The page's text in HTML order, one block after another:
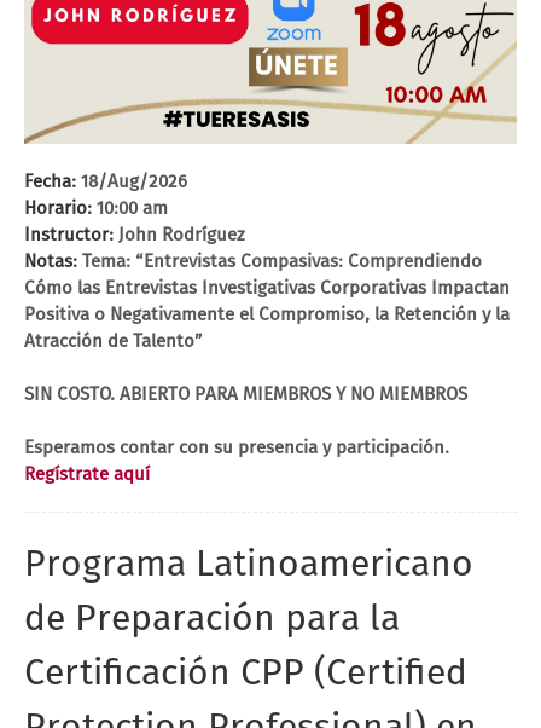
Fecha: 18/Aug/2026
Horario: 10:00 am
Instructor: John Rodríguez
Notas: Tema: “Entrevistas Compasivas: Comprendiendo
Cómo las Entrevistas Investigativas Corporativas Impactan
Positiva o Negativamente el Compromiso, la Retención y la
Atracción de Talento”
SIN COSTO. ABIERTO PARA MIEMBROS Y NO MIEMBROS
Esperamos contar con su presencia y participación.
Regístrate aquí
Programa Latinoamericano
de Preparación para la
Certificación CPP (Certified